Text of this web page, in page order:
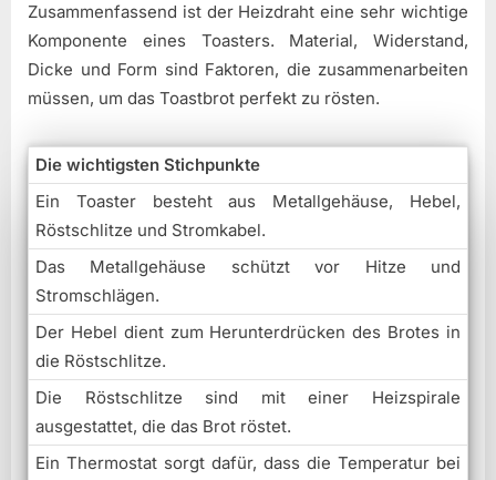
Zusammenfassend ist der Heizdraht eine sehr wichtige
Komponente eines Toasters. Material, Widerstand,
Dicke und Form sind Faktoren, die zusammenarbeiten
müssen, um das Toastbrot perfekt zu rösten.
Die wichtigsten Stichpunkte
Ein Toaster besteht aus Metallgehäuse, Hebel,
Röstschlitze und Stromkabel.
Das Metallgehäuse schützt vor Hitze und
Stromschlägen.
Der Hebel dient zum Herunterdrücken des Brotes in
die Röstschlitze.
Die Röstschlitze sind mit einer Heizspirale
ausgestattet, die das Brot röstet.
Ein Thermostat sorgt dafür, dass die Temperatur bei